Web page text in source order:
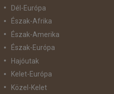
Dél-Európa
Észak-Afrika
Észak-Amerika
Észak-Európa
Hajóutak
Kelet-Európa
Közel-Kelet